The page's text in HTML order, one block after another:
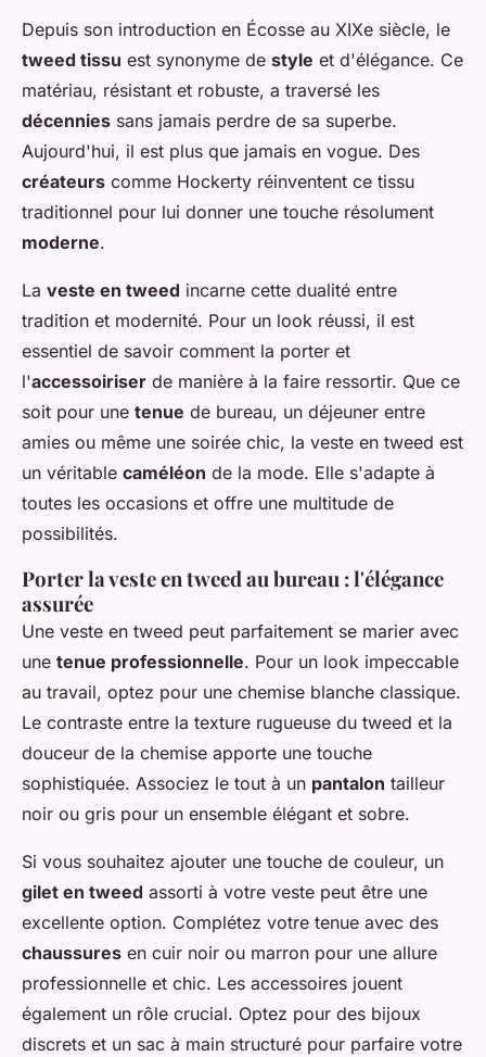
Depuis son introduction en Écosse au XIXe siècle, le
tweed tissu est synonyme de style et d'élégance. Ce
matériau, résistant et robuste, a traversé les
décennies sans jamais perdre de sa superbe.
Aujourd'hui, il est plus que jamais en vogue. Des
créateurs comme Hockerty réinventent ce tissu
traditionnel pour lui donner une touche résolument
moderne.
La veste en tweed incarne cette dualité entre
tradition et modernité. Pour un look réussi, il est
essentiel de savoir comment la porter et
l'accessoiriser de manière à la faire ressortir. Que ce
soit pour une tenue de bureau, un déjeuner entre
amies ou même une soirée chic, la veste en tweed est
un véritable caméléon de la mode. Elle s'adapte à
toutes les occasions et offre une multitude de
possibilités.
Porter la veste en tweed au bureau : l'élégance
assurée
Une veste en tweed peut parfaitement se marier avec
une tenue professionnelle. Pour un look impeccable
au travail, optez pour une chemise blanche classique.
Le contraste entre la texture rugueuse du tweed et la
douceur de la chemise apporte une touche
sophistiquée. Associez le tout à un pantalon tailleur
noir ou gris pour un ensemble élégant et sobre.
Si vous souhaitez ajouter une touche de couleur, un
gilet en tweed assorti à votre veste peut être une
excellente option. Complétez votre tenue avec des
chaussures en cuir noir ou marron pour une allure
professionnelle et chic. Les accessoires jouent
également un rôle crucial. Optez pour des bijoux
discrets et un sac à main structuré pour parfaire votre